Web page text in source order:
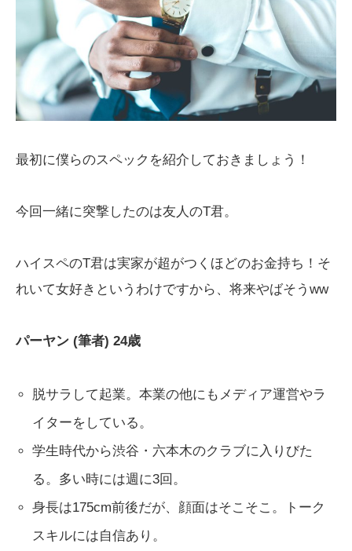
最初に僕らのスペックを紹介しておきましょう！
今回一緒に突撃したのは友人のT君。
ハイスペのT君は実家が超がつくほどのお金持ち！そ
れいて女好きというわけですから、将来やばそうww
パーヤン (筆者) 24歳
脱サラして起業。本業の他にもメディア運営やラ
イターをしている。
学生時代から渋谷・六本木のクラブに入りびた
る。多い時には週に3回。
身長は175cm前後だが、顔面はそこそこ。トーク
スキルには自信あり。